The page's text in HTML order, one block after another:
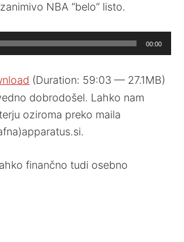
NBA “belo” listo.
00:00
(Duration: 59:03 — 27.1MB)
dobrodošel. Lahko nam
oziroma preko maila
finančno tudi osebno